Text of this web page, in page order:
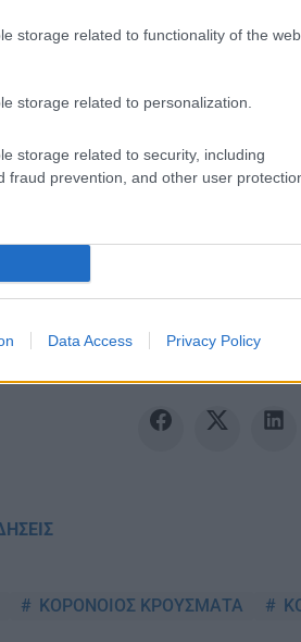
storage related to functionality of the
storage related to personalization.
storage related to security, including
fraud prevention, and other user
Data Access Privacy Policy
Ακολουθείστε
Ειδήσειςγια την
ΚΟΡΟΝΟΙΟΣ ΚΡΟΥΣΜΑΤΑ